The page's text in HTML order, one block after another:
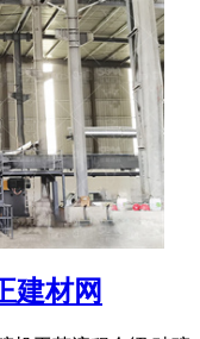
建材网